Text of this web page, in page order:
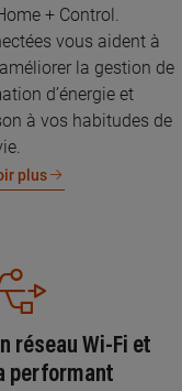
+ Control.
vous aident à
la gestion de
d’énergie et
à vos habitudes de
plus
réseau Wi-Fi et
performant